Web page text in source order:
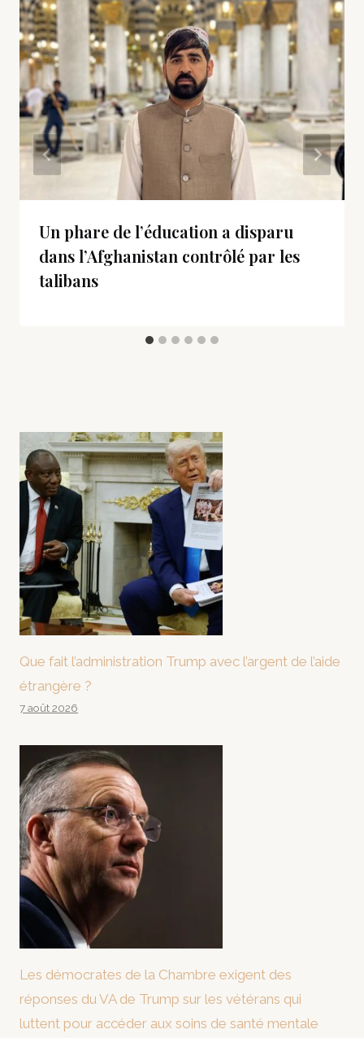
Un phare de l’éducation a disparu
dans l’Afghanistan contrôlé par les
talibans
Que fait l’administration Trump avec l’argent de l’aide
étrangère ?
7 août 2026
Les démocrates de la Chambre exigent des
réponses du VA de Trump sur les vétérans qui
luttent pour accéder aux soins de santé mentale